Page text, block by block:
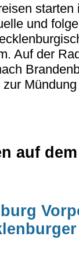
starten
und
Auf der
auf